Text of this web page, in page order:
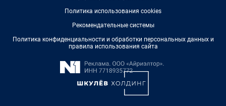
Политика использования cookies
Рекомендательные системы
Политика конфиденциальности и обработки персональных данных и
правила использования сайта